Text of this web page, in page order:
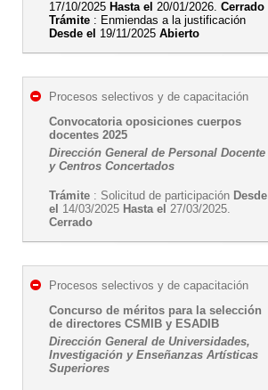
17/10/2025 Hasta el 20/01/2026. Cerrado
Trámite : Enmiendas a la justificación
Desde el 19/11/2025 Abierto
Procesos selectivos y de capacitación
Convocatoria oposiciones cuerpos
docentes 2025
Dirección General de Personal Docente
y Centros Concertados
Trámite : Solicitud de participación Desde
el 14/03/2025 Hasta el 27/03/2025.
Cerrado
Procesos selectivos y de capacitación
Concurso de méritos para la selección
de directores CSMIB y ESADIB
Dirección General de Universidades,
Investigación y Enseñanzas Artísticas
Superiores